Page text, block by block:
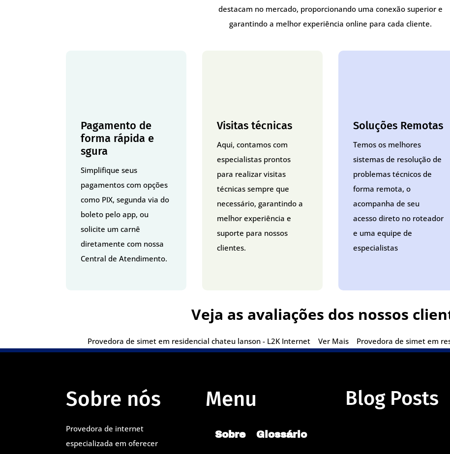
destacam no mercado, proporcionando uma conexão superior e
garantindo a melhor experiência online para cada cliente.
Pagamento de
forma rápida e
sgura
Simplifique seus
pagamentos com opções
como PIX, segunda via do
boleto pelo app, ou
solicite um carnê
diretamente com nossa
Central de Atendimento.
Visitas técnicas
Aqui, contamos com
especialistas prontos
para realizar visitas
técnicas sempre que
necessário, garantindo a
melhor experiência e
suporte para nossos
clientes.
Soluções Remotas
Temos os melhores
sistemas de resolução de
problemas técnicos de
forma remota, o
acompanha de seu
acesso direto no roteador
e uma equipe de
especialistas
Veja as avaliações dos nossos
Provedora de simet em residencial chateu lanson - L2K Internet Ver Mais Provedora de simet em
Sobre nós
Provedora de internet
especializada em oferecer
Menu
Sobre Glossário
Blog Posts